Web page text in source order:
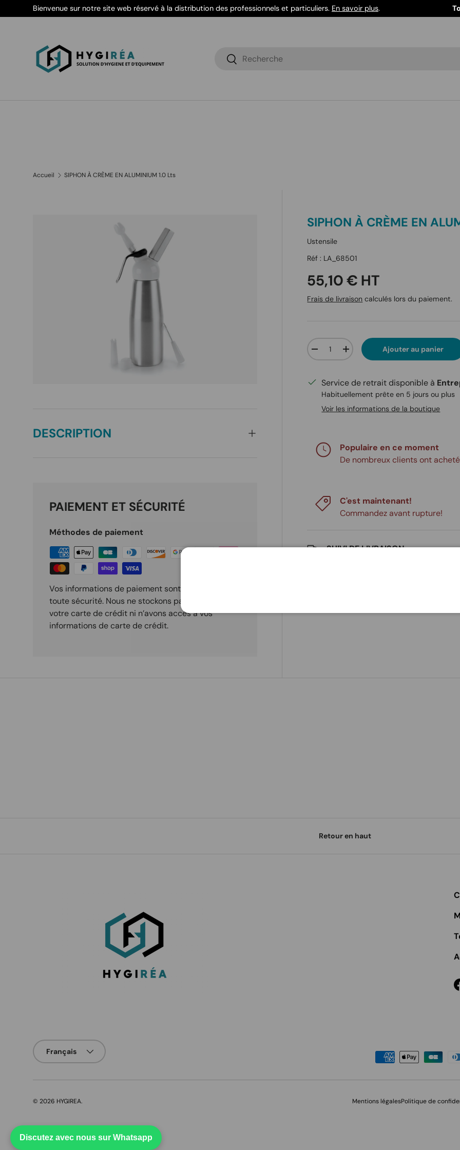
Aller au contenu
Bienvenue sur notre site web réservé à la distribution des professionnels et particuliers. En savoir plus.
Recherche
Rechercher
Accueil SIPHON À CRÈME EN ALUMINIUM 1.0 Lts
Passer aux informations produits
SIPHON À CRÈME EN
Ustensile
Réf : LA_68501
Prix habituel
55,10 € HT
Frais de livraison calculés lors du paiement.
Qté
Diminuer la quantité
Augmenter la quantité
Ajouter au panier
Service de retrait disponible à
Habituellement prête en 5 jours ou plus
Voir les informations de la boutique
Populaire en ce moment
De nombreux clients ont
C'est maintenant!
Commandez avant rupture!
SUIVI DE LIVRAISON
DESCRIPTION
PAIEMENT ET SÉCURITÉ
Méthodes de paiement
Vos informations de paiement sont traitées en
toute sécurité. Nous ne stockons pas les détails de
votre carte de crédit ni n’avons accès à vos
informations de carte de crédit.
Retour en haut
Moyens de paiement
Langue
Français
© 2026 HYGIREA. Mentions légalesPolitique de
Discutez avec nous sur Whatsapp